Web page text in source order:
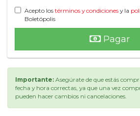
Acepto los términos y condiciones y la
Boletópolis
Pagar
Importante: Asegúrate de que estás
fecha y hora correctas, ya que una vez
pueden hacer cambios ni cancelaciones.